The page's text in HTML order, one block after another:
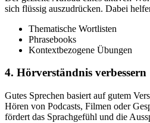
sich flüssig auszudrücken. Dabei
Thematische Wortlisten
Phrasebooks
Kontextbezogene Übungen
4. Hörverständnis verbessern
Gutes Sprechen basiert auf gutem
Hören von Podcasts, Filmen oder
fördert das Sprachgefühl und die